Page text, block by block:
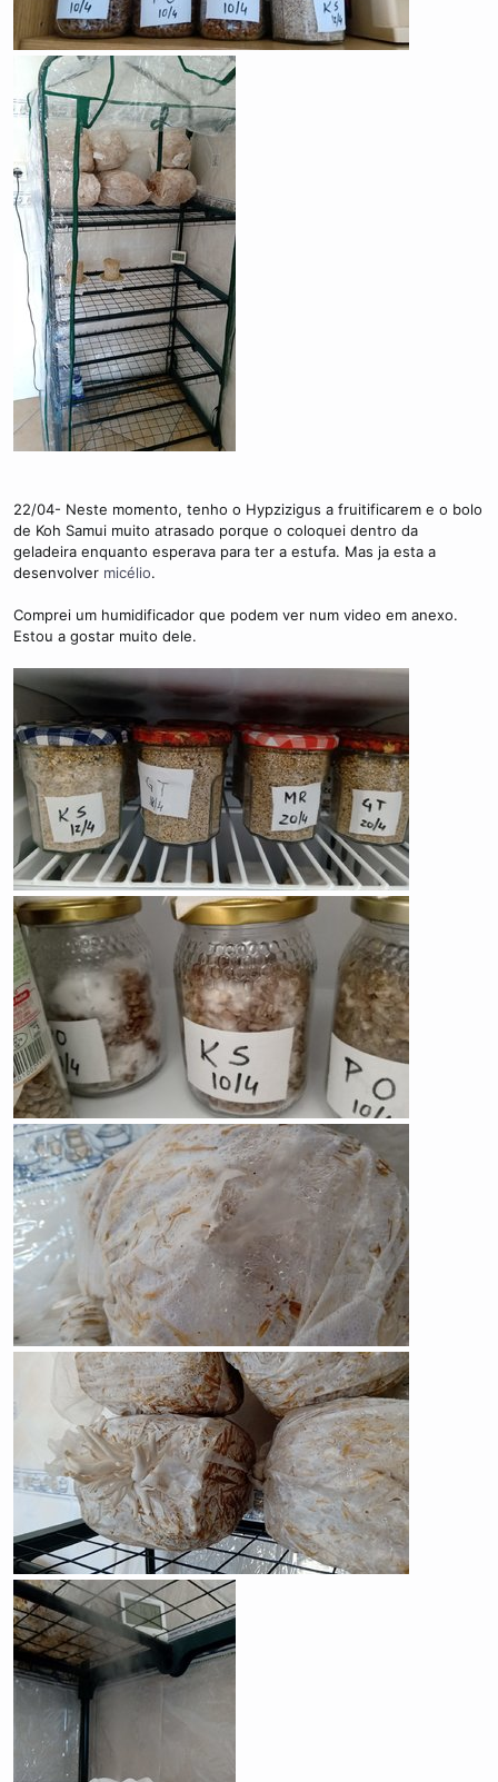
22/04- Neste momento, tenho o Hypzizigus a fruitificarem e o bolo
de Koh Samui muito atrasado porque o coloquei dentro da
geladeira enquanto esperava para ter a estufa. Mas ja esta a
desenvolver micélio.
Comprei um humidificador que podem ver num video em anexo.
Estou a gostar muito dele.